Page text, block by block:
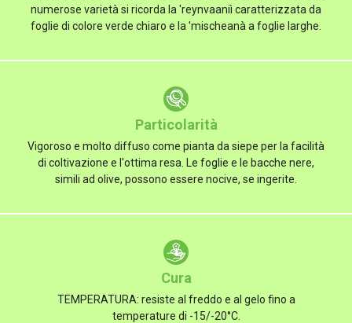
numerose varietà si ricorda la 'reynvaaniì caratterizzata da
foglie di colore verde chiaro e la 'mischeanà a foglie larghe.
Particolarità
Vigoroso e molto diffuso come pianta da siepe per la facilità
di coltivazione e l'ottima resa. Le foglie e le bacche nere,
simili ad olive, possono essere nocive, se ingerite.
Cura
TEMPERATURA: resiste al freddo e al gelo fino a
temperature di -15/-20°C.